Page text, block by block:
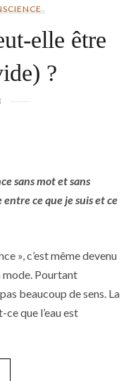
elle être
?
sans mot et sans
ce que je suis et ce
», c’est même devenu
mode. Pourtant
beaucoup de sens. La
que l’eau est